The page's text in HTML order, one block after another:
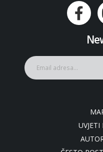
UVJETI